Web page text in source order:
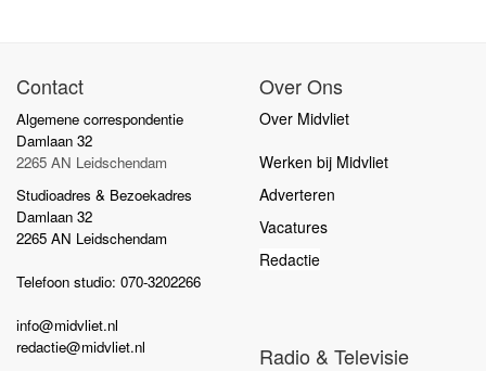
Contact
Algemene correspondentie
Damlaan 32
2265 AN Leidschendam
Studioadres & Bezoekadres
Damlaan 32
2265 AN Leidschendam
Telefoon studio: 070-3202266
info@midvliet.nl
redactie@midvliet.nl
Over Ons
Over Midvliet
Werken bij Midvliet
Adverteren
Vacatures
Redactie
Radio & Televisie